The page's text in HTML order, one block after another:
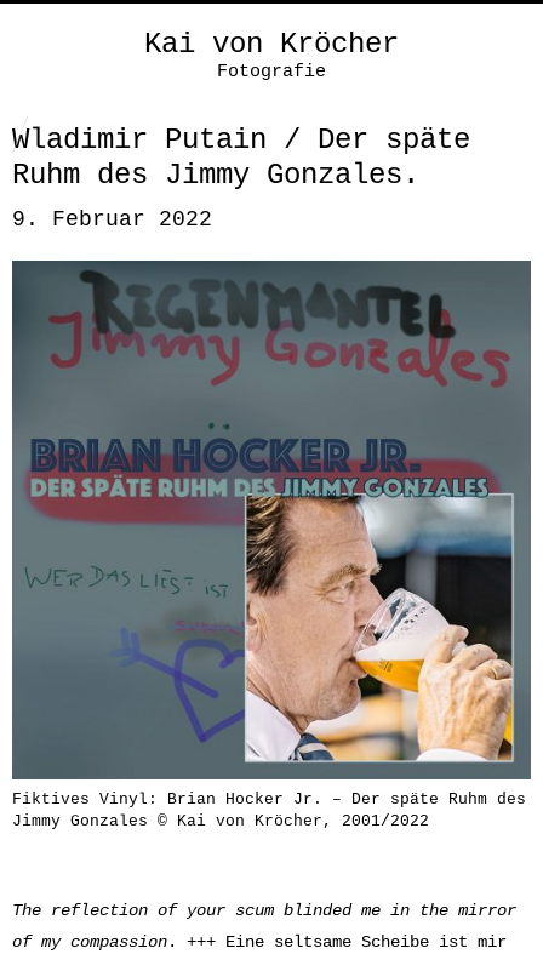
Kai von Kröcher
Fotografie
Wladimir Putain / Der späte
Ruhm des Jimmy Gonzales.
9. Februar 2022
Fiktives Vinyl: Brian Hocker Jr. – Der späte Ruhm des
Jimmy Gonzales © Kai von Kröcher, 2001/2022
The reflection of your scum blinded me in the mirror
of my compassion. +++ Eine seltsame Scheibe ist mir